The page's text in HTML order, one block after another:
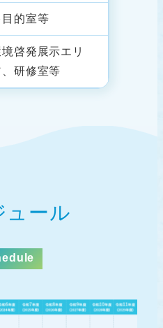
目的室等
啓発展示エリ
、研修室等
ュール